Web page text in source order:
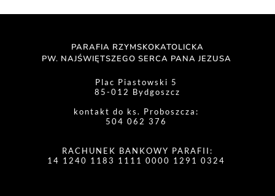
PARAFIA RZYMSKOKATOLICKA
PW. NAJŚWIĘTSZEGO SERCA PANA JEZUSA
Plac Piastowski 5
85-012 Bydgoszcz
kontakt do ks. Proboszcza:
504 062 376
RACHUNEK BANKOWY PARAFII:
14 1240 1183 1111 0000 1291 0324